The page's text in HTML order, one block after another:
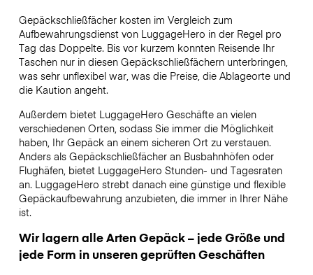
Gepäckschließfächer kosten im Vergleich zum
Aufbewahrungsdienst von LuggageHero in der Regel pro
Tag das Doppelte. Bis vor kurzem konnten Reisende Ihr
Taschen nur in diesen Gepäckschließfächern unterbringen,
was sehr unflexibel war, was die Preise, die Ablageorte und
die Kaution angeht.
Außerdem bietet LuggageHero Geschäfte an vielen
verschiedenen Orten, sodass Sie immer die Möglichkeit
haben, Ihr Gepäck an einem sicheren Ort zu verstauen.
Anders als Gepäckschließfächer an Busbahnhöfen oder
Flughäfen, bietet LuggageHero Stunden- und Tagesraten
an. LuggageHero strebt danach eine günstige und flexible
Gepäckaufbewahrung anzubieten, die immer in Ihrer Nähe
ist.
Wir lagern alle Arten Gepäck – jede Größe und
jede Form in unseren geprüften Geschäften